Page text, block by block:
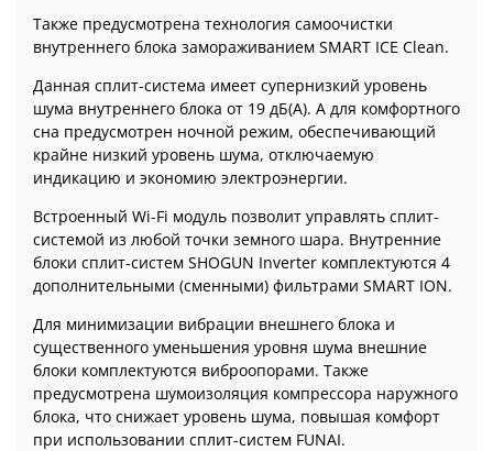
Также предусмотрена технология самоочистки
внутреннего блока замораживанием SMART ICE Clean.
Данная сплит-система имеет супернизкий уровень
шума внутреннего блока от 19 дБ(А). А для комфортного
сна предусмотрен ночной режим, обеспечивающий
крайне низкий уровень шума, отключаемую
индикацию и экономию электроэнергии.
Встроенный Wi-Fi модуль позволит управлять сплит-
системой из любой точки земного шара. Внутренние
блоки сплит-систем SHOGUN Inverter комплектуются 4
дополнительными (сменными) фильтрами SMART ION.
Для минимизации вибрации внешнего блока и
существенного уменьшения уровня шума внешние
блоки комплектуются виброопорами. Также
предусмотрена шумоизоляция компрессора наружного
блока, что снижает уровень шума, повышая комфорт
при использовании сплит-систем FUNAI.